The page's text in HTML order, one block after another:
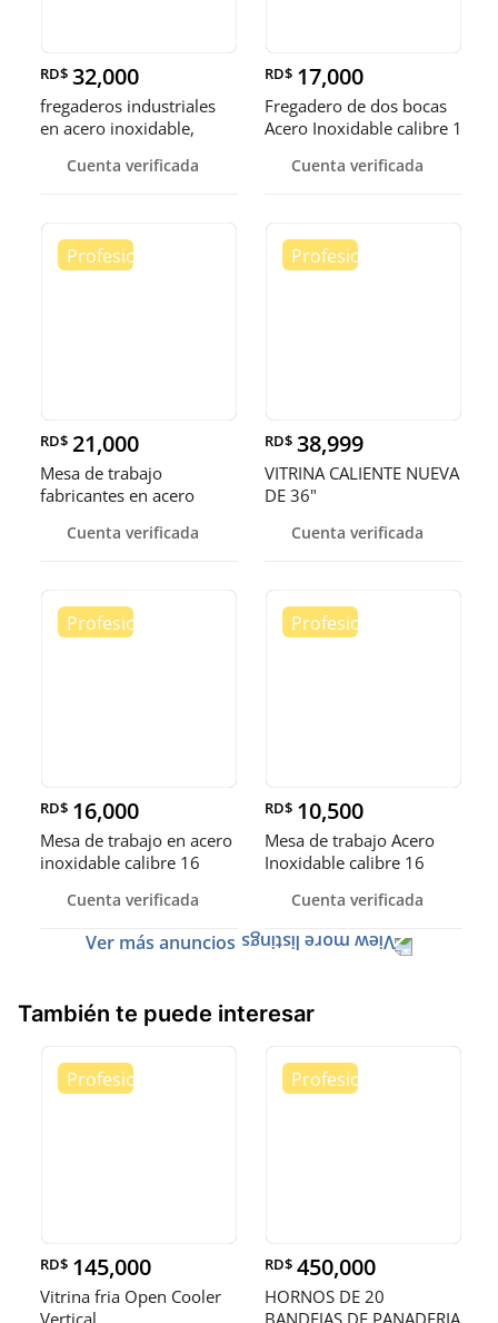
RD$ 32,000
fregaderos industriales
en acero inoxidable,
Cuenta verificada
RD$ 17,000
Fregadero de dos bocas
Acero Inoxidable calibre 1
Cuenta verificada
RD$ 21,000
Mesa de trabajo
fabricantes en acero
Cuenta verificada
RD$ 38,999
VITRINA CALIENTE NUEVA
DE 36"
Cuenta verificada
RD$ 16,000
Mesa de trabajo en acero
inoxidable calibre 16
Cuenta verificada
RD$ 10,500
Mesa de trabajo Acero
Inoxidable calibre 16
Cuenta verificada
Ver más anuncios
También te puede interesar
RD$ 145,000
Vitrina fria Open Cooler
RD$ 450,000
HORNOS DE 20